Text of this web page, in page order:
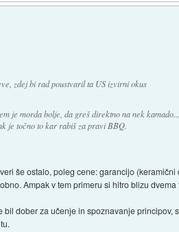
zdej bi rad poustvaril ta US izvirni okus
je morda bolje, da greš direktno na nek
je točno to kar rabiš za pravi BBQ.
še ostalo, poleg cene: garancijo
Ampak v tem primeru si hitro blizu dvema
bil dober za učenje in spoznavanje